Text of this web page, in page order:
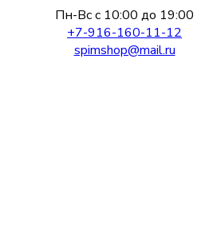
Пн-Вс с 10:00 до 19:00
+7-916-160-11-12
spimshop@mail.ru